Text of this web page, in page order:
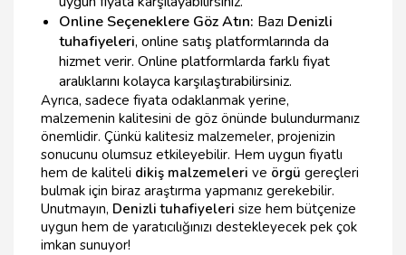
Online Seçeneklere Göz Atın: Bazı Denizli
tuhafiyeleri, online satış platformlarında da
hizmet verir. Online platformlarda farklı fiyat
aralıklarını kolayca karşılaştırabilirsiniz.
Ayrıca, sadece fiyata odaklanmak yerine,
malzemenin kalitesini de göz önünde bulundurmanız
önemlidir. Çünkü kalitesiz malzemeler, projenizin
sonucunu olumsuz etkileyebilir. Hem uygun fiyatlı
hem de kaliteli dikiş malzemeleri ve örgü gereçleri
bulmak için biraz araştırma yapmanız gerekebilir.
Unutmayın, Denizli tuhafiyeleri size hem bütçenize
uygun hem de yaratıcılığınızı destekleyecek pek çok
imkan sunuyor!